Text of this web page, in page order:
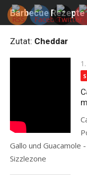
Skip
Barbecue Rezepte
Zutat: Cheddar
Gallo und Guacamole
Sizzlezone